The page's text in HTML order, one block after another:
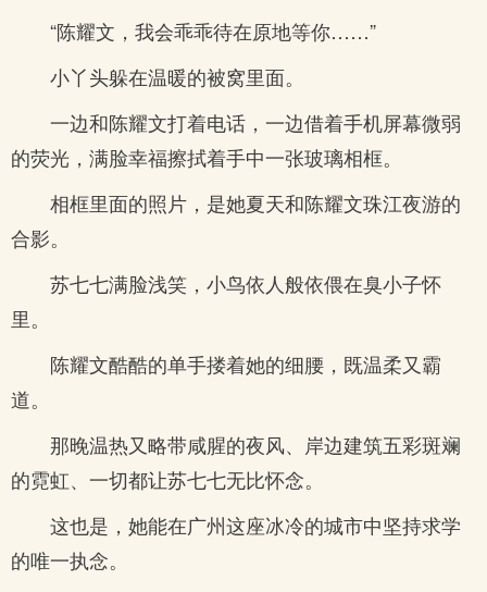
“陈耀文，我会乖乖待在原地等你……”
小丫头躲在温暖的被窝里面。
一边和陈耀文打着电话，一边借着手机屏幕微弱
的荧光，满脸幸福擦拭着手中一张玻璃相框。
相框里面的照片，是她夏天和陈耀文珠江夜游的
合影。
苏七七满脸浅笑，小鸟依人般依偎在臭小子怀
里。
陈耀文酷酷的单手搂着她的细腰，既温柔又霸
道。
那晚温热又略带咸腥的夜风、岸边建筑五彩斑斓
的霓虹、一切都让苏七七无比怀念。
这也是，她能在广州这座冰冷的城市中坚持求学
的唯一执念。